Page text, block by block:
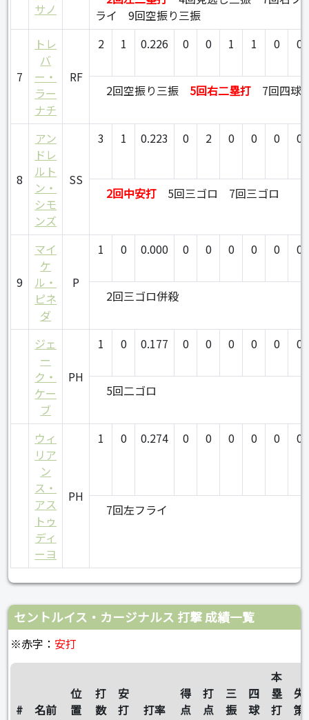
サノ
ライ
9回空振り三振
7
トレ
バ
ー・
ラー
ナチ
RF
2 1 0.226 0 0 1 1 0 0
2回空振り三振 5回右二塁打 7回四球
8
アン
ドレ
ルト
ン・
シモ
ンズ
SS
3 1 0.223 0 2 0 0 0 0
2回中安打 5回三ゴロ 7回三ゴロ
9
マイ
ケ
ル・
ピネ
ダ
P
1 0 0.000 0 0 0 0 0 0
2回三ゴロ併殺
ジェ
ー
ク・
ケー
ブ
PH
1 0 0.177 0 0 0 0 0 0
5回二ゴロ
ウィ
リア
ン
ス・
アス
トゥ
ディ
ーヨ
PH
1 0 0.274 0 0 0 0 0 0
7回左フライ
セントルイス・カージナルス 打撃 成績一覧
※赤字：安打
# 名前
位
置
打
数
安
打
打率
得
点
打
点
三
振
四
球
本
塁
打
失
策